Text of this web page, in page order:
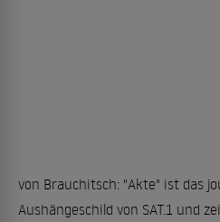
von Brauchitsch: "Akte" ist das
Aushängeschild von SAT.1 und